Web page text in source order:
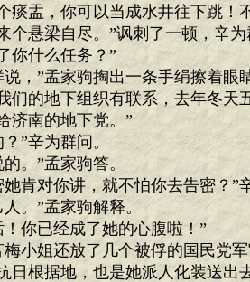
痰盂，你可以当成水井往下跳！
个悬梁自尽。”讽刺了一顿，辛
你什么任务？”
，”孟家驹掏出一条手绢擦着眼
们的地下组织有联系，去年冬天
济南的地下党。”
”辛为群问。
。”孟家驹答。
肯对你讲，就不怕你去告密？”
。”孟家驹解释。
你已经成了她的心腹啦！”
小姐还放了几个被俘的国民党
日根据地，也是她派人化装送出